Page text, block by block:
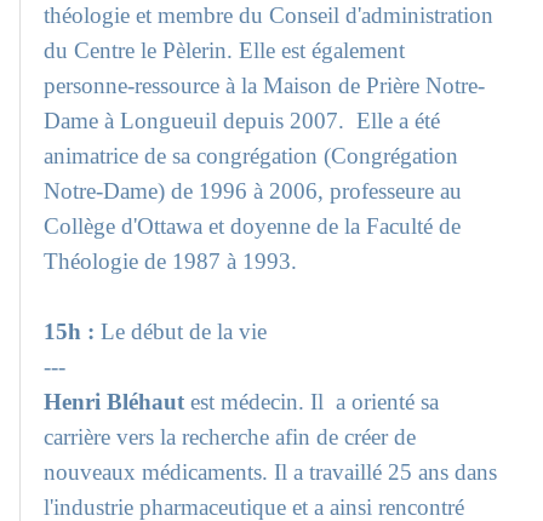
théologie et membre du Conseil d'administration
du Centre le Pèlerin. Elle est également
personne-ressource à la Maison de Prière Notre-
Dame à Longueuil depuis 2007. Elle a été
animatrice de sa congrégation (Congrégation
Notre-Dame) de 1996 à 2006, professeure au
Collège d'Ottawa et doyenne de la Faculté de
Théologie de 1987 à 1993.
15h : Le début de la vie
---
Henri Bléhaut est médecin. Il a orienté sa
carrière vers la recherche afin de créer de
nouveaux médicaments. Il a travaillé 25 ans dans
l'industrie pharmaceutique et a ainsi rencontré